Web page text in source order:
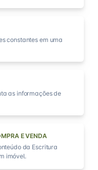
constantes em uma
as informações de
E VENDA
da Escritura
imóvel.